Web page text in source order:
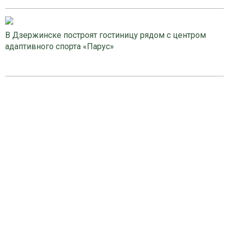
В Дзержинске построят гостиницу рядом с центром
адаптивного спорта «Парус»